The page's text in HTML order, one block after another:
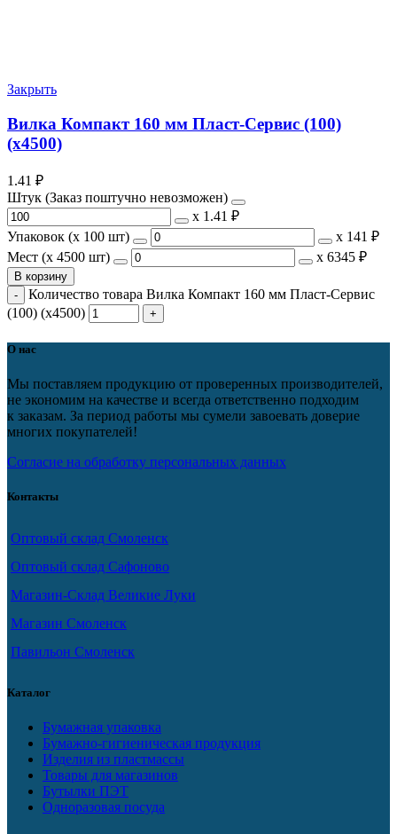
Закрыть
Вилка Компакт 160 мм Пласт-Сервис (100)
(х4500)
1.41 ₽
Штук (Заказ поштучно невозможен)
х 1.41 ₽
Упаковок (x 100 шт)
х 141 ₽
Мест (x 4500 шт)
х 6345 ₽
В корзину
Количество товара Вилка Компакт 160 мм Пласт-Сервис
(100) (х4500)
О нас
Мы поставляем продукцию от проверенных производителей,
не экономим на качестве и всегда ответственно подходим
к заказам. За период работы мы сумели завоевать доверие
многих покупателей!
Согласие на обработку персональных данных
Контакты
Оптовый склад Смоленск
Оптовый склад Сафоново
Магазин-Склад Великие Луки
Магазин Смоленск
Павильон Смоленск
Каталог
Бумажная упаковка
Бумажно-гигиеническая продукция
Изделия из пластмассы
Товары для магазинов
Бутылки ПЭТ
Одноразовая посуда